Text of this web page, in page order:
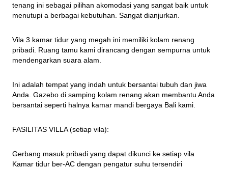
tenang ini sebagai pilihan akomodasi yang sangat baik untuk
menutupi a berbagai kebutuhan. Sangat dianjurkan.
Vila 3 kamar tidur yang megah ini memiliki kolam renang
pribadi. Ruang tamu kami dirancang dengan sempurna untuk
mendengarkan suara alam.
Ini adalah tempat yang indah untuk bersantai tubuh dan jiwa
Anda. Gazebo di samping kolam renang akan membantu Anda
bersantai seperti halnya kamar mandi bergaya Bali kami.
FASILITAS VILLA (setiap vila):
Gerbang masuk pribadi yang dapat dikunci ke setiap vila
Kamar tidur ber-AC dengan pengatur suhu tersendiri